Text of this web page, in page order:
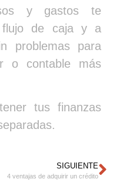
y gastos te
flujo de caja y a
problemas para
o contable más
tus finanzas
SIGUIENTE
4 ventajas de adquirir un crédito